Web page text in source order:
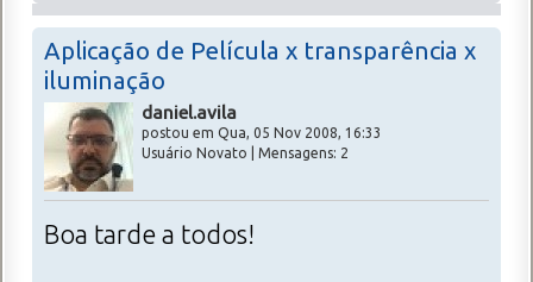
Aplicação de Película x transparência x
iluminação
daniel.avila
postou em Qua, 05 Nov 2008, 16:33
Usuário Novato | Mensagens: 2
Boa tarde a todos!